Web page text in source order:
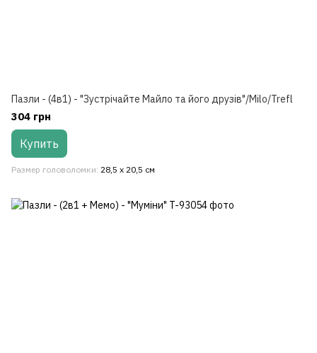
Пазли - (4в1) - "Зустрічайте Майло та його друзів"/Milo/Trefl
304 грн
Купить
Размер головоломки 28,5 x 20,5 см